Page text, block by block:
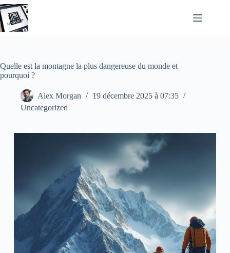
Passer
au
contenu
Quelle est la montagne la plus dangereuse du monde et
pourquoi ?
Alex Morgan
19 décembre 2025 à 07:35
Uncategorized